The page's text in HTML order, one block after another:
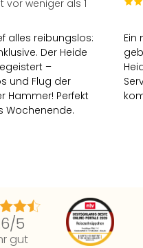
vor weniger als 1
alles reibungslos:
Der Heide
–
und Flug der
Hammer! Perfekt
Wochenende.
Ein
/5
gut